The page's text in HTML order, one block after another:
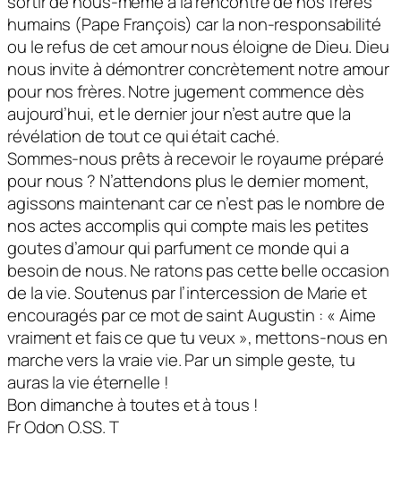
humains (Pape François) car la non-responsabilité
ou le refus de cet amour nous éloigne de Dieu. Dieu
nous invite à démontrer concrètement notre amour
pour nos frères. Notre jugement commence dès
aujourd’hui, et le dernier jour n’est autre que la
révélation de tout ce qui était caché.
Sommes-nous prêts à recevoir le royaume préparé
pour nous ? N’attendons plus le dernier moment,
agissons maintenant car ce n’est pas le nombre de
nos actes accomplis qui compte mais les petites
goutes d’amour qui parfument ce monde qui a
besoin de nous. Ne ratons pas cette belle occasion
de la vie. Soutenus par l’intercession de Marie et
encouragés par ce mot de saint Augustin : « Aime
vraiment et fais ce que tu veux », mettons-nous en
marche vers la vraie vie. Par un simple geste, tu
auras la vie éternelle !
Bon dimanche à toutes et à tous !
Fr Odon O.SS. T